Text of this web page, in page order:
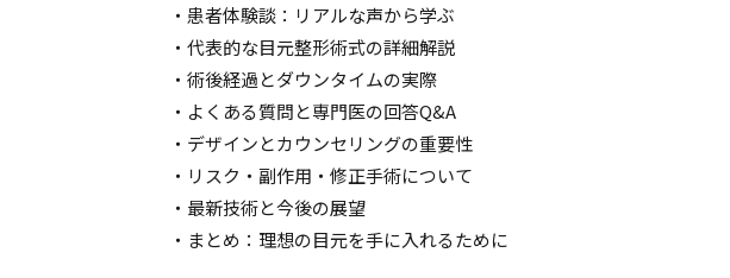
・患者体験談：リアルな声から学ぶ
・代表的な目元整形術式の詳細解説
・術後経過とダウンタイムの実際
・よくある質問と専門医の回答Q&A
・デザインとカウンセリングの重要性
・リスク・副作用・修正手術について
・最新技術と今後の展望
・まとめ：理想の目元を手に入れるために